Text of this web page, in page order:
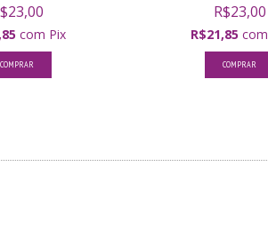
com Pix
R$23,00
R$21,85 com